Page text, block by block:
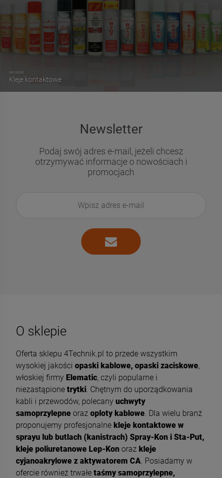
Aerozole
Kleje kontaktowe
Newsletter
Podaj swój adres e-mail, jeżeli chcesz
otrzymywać informacje o nowościach i
promocjach
O sklepie
Oferta sklepu 4Technik.pl to przede wszystkim
wysokiej jakości opaski kablowe, opaski zaciskowe,
włoskiej firmy Elematic, czyli popularne i
niezastąpione trytki. Chętnym do uporządkowania
kabli i przewodów, polecany uchwyty
samoprzylepne oraz oploty kablowe. Dla wielu branż
proponujemy profesjonalne kleje kontaktowe w
sprayu lub butlach (kanistrach) Spray-Kon i Sta-Put,
kleje poliuretanowe Lep-Kon oraz kleje
cyjanoakrylowe z aktywatorem CA. Posiadamy w
ofercie również trwałe taśmy samoprzylepne,